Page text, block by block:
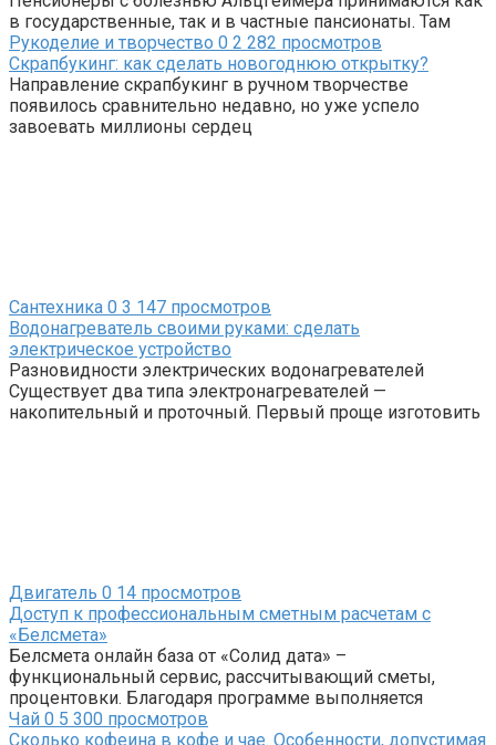
в государственные, так и в частные пансионаты. Там
Рукоделие и творчество 0 2 282 просмотров
Скрапбукинг: как сделать новогоднюю открытку?
Направление скрапбукинг в ручном творчестве
появилось сравнительно недавно, но уже успело
завоевать миллионы сердец
Сантехника 0 3 147 просмотров
Водонагреватель своими руками: сделать
электрическое устройство
Разновидности электрических водонагревателей
Существует два типа электронагревателей —
накопительный и проточный. Первый проще изготовить
Двигатель 0 14 просмотров
Доступ к профессиональным сметным расчетам с
«Белсмета»
Белсмета онлайн база от «Солид дата» –
функциональный сервис, рассчитывающий сметы,
процентовки. Благодаря программе выполняется
Чай 0 5 300 просмотров
Сколько кофеина в кофе и чае. Особенности, допустимая